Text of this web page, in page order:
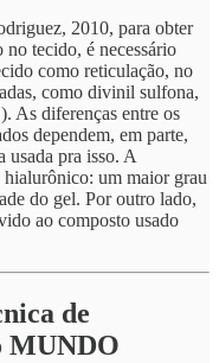
2010, para obter
tecido, é necessário
como reticulação, no
como divinil sulfona,
As diferenças entre os
dependem, em parte,
usada pra isso. A
um maior grau
do gel. Por outro lado,
ao composto usado
de
MUNDO